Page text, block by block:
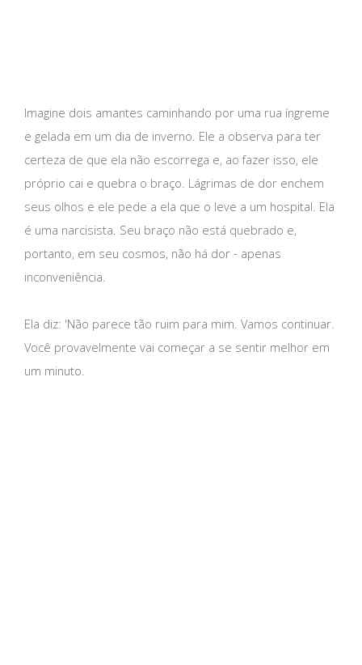
Imagine dois amantes caminhando por uma rua íngreme
e gelada em um dia de inverno. Ele a observa para ter
certeza de que ela não escorrega e, ao fazer isso, ele
próprio cai e quebra o braço. Lágrimas de dor enchem
seus olhos e ele pede a ela que o leve a um hospital. Ela
é uma narcisista. Seu braço não está quebrado e,
portanto, em seu cosmos, não há dor - apenas
inconveniência.
Ela diz: 'Não parece tão ruim para mim. Vamos continuar.
Você provavelmente vai começar a se sentir melhor em
um minuto.